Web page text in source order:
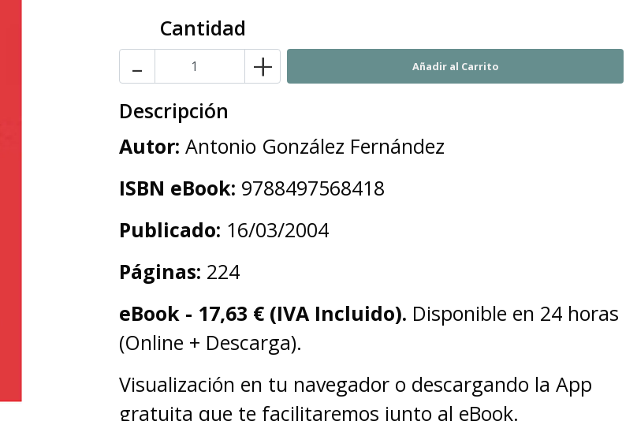
Cantidad
- +
Descripción
Autor: Antonio González Fernández
ISBN eBook: 9788497568418
Publicado: 16/03/2004
Páginas: 224
eBook - 17,63 € (IVA Incluido). Disponible en 24 horas
(Online + Descarga).
Visualización en tu navegador o descargando la App
gratuita que te facilitaremos junto al eBook.